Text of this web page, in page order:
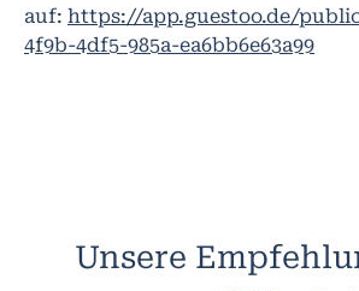
auf: https://app.guestoo.de/
4f9b-4df5-985a-ea6bb6e63a99
Unsere